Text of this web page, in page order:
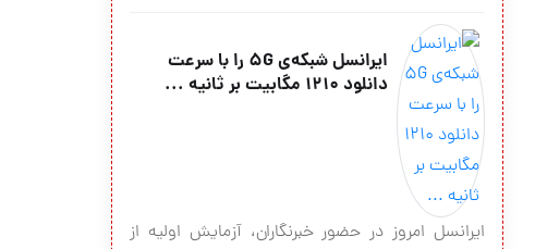
ایرانسل شبکه‌ی 5G را با سرعت
دانلود 1210 مگابیت بر ثانیه ...
ایرانسل امروز در حضور خبرنگاران، آزمایش اولیه از